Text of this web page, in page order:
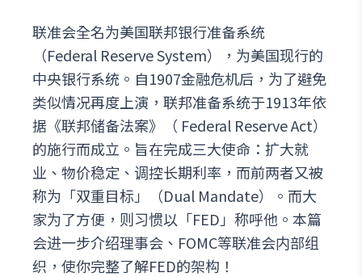
联准会全名为美国联邦银行准备系统
（Federal Reserve System），为美国现行的
中央银行系统。自1907金融危机后，为了避免
类似情况再度上演，联邦准备系统于1913年依
据《联邦储备法案》（ Federal Reserve Act）
的施行而成立。旨在完成三大使命：扩大就
业、物价稳定、调控长期利率，而前两者又被
称为「双重目标」（Dual Mandate）。而大
家为了方便，则习惯以「FED」称呼他。本篇
会进一步介绍理事会、FOMC等联准会内部组
织，使你完整了解FED的架构！